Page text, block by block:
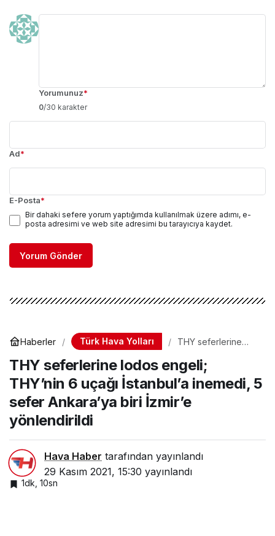
Yorumunuz*
0/30 karakter
Ad*
E-Posta*
Bir dahaki sefere yorum yaptığımda kullanılmak üzere adımı, e-
posta adresimi ve web site adresimi bu tarayıcıya kaydet.
Yorum Gönder
Haberler Türk Hava Yolları
THY seferlerine
THY’nin 6 uçağı
İstanbul’a inemedi, 5
sefer Ankara’ya biri
İzmir’e yönlendirildi
THY seferlerine lodos engeli;
THY’nin 6 uçağı İstanbul’a inemedi, 5
sefer Ankara’ya biri İzmir’e
yönlendirildi
Hava Haber tarafından yayınlandı
29 Kasım 2021, 15:30 yayınlandı
1dk, 10sn